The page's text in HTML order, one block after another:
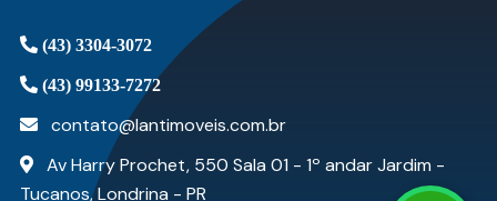
(43) 3304-3072
(43) 99133-7272
contato@lantimoveis.com.br
Av Harry Prochet, 550 Sala 01 - 1º andar Jardim -
Tucanos, Londrina - PR